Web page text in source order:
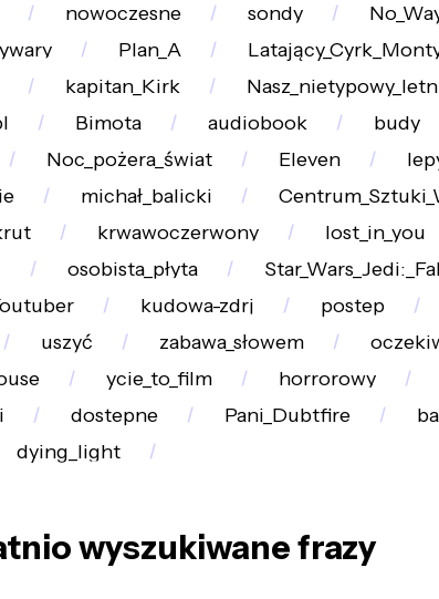
nowoczesne sondy
Plan_A
kapitan_Kirk
Bimota audiobook
budy
Noc_pożera_świat Eleven
michał_balicki
krwawoczerwony
lost_in_you
osobista_płyta
kudowa-zdrj postep
uszyć zabawa_słowem
ycie_to_film
horrorowy
dostepne Pani_Dubtfire
dying_light
wyszukiwane frazy